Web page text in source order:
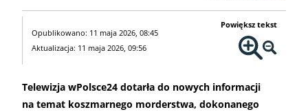
Opublikowano: 11 maja 2026, 08:45
Aktualizacja: 11 maja 2026, 09:56
Powiększ tekst
Telewizja wPolsce24 dotarła do nowych informacji
na temat koszmarnego morderstwa, dokonanego